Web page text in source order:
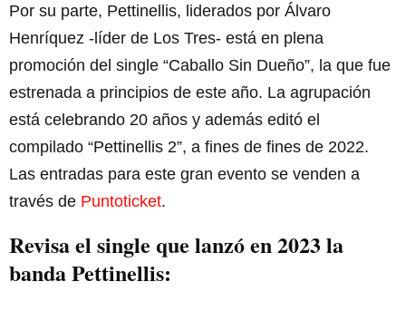
Por su parte, Pettinellis, liderados por Álvaro
Henríquez -líder de Los Tres- está en plena
promoción del single “Caballo Sin Dueño”, la que fue
estrenada a principios de este año. La agrupación
está celebrando 20 años y además editó el
compilado “Pettinellis 2”, a fines de fines de 2022.
Las entradas para este gran evento se venden a
través de Puntoticket.
Revisa el single que lanzó en 2023 la
banda Pettinellis: